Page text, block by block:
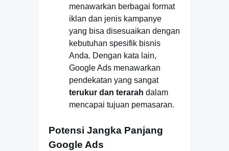
menawarkan berbagai format
iklan dan jenis kampanye
yang bisa disesuaikan dengan
kebutuhan spesifik bisnis
Anda. Dengan kata lain,
Google Ads menawarkan
pendekatan yang sangat
terukur dan terarah dalam
mencapai tujuan pemasaran.
Potensi Jangka Panjang
Google Ads